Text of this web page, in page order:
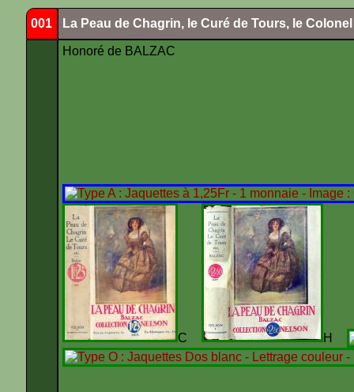
001 La Peau de Chagrin, le Curé de Tours, le
Honoré de BALZAC
C H